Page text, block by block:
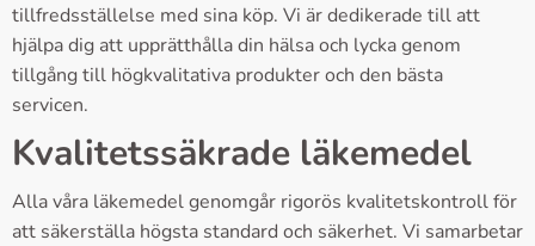
tillfredsställelse med sina köp. Vi är dedikerade till att
hjälpa dig att upprätthålla din hälsa och lycka genom
tillgång till högkvalitativa produkter och den bästa
servicen.
Kvalitetssäkrade läkemedel
Alla våra läkemedel genomgår rigorös kvalitetskontroll för
att säkerställa högsta standard och säkerhet. Vi samarbetar